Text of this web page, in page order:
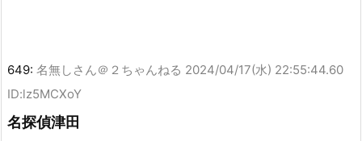
649: 名無しさん＠２ちゃんねる 2024/04/17(水) 22:55:44.60
ID:lz5MCXoY
名探偵津田